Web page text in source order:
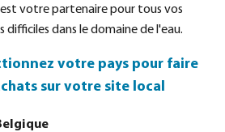
inoxydable 316 1 1/4"
DN32 type M1
votre partenaire pour tous vos
difficiles dans le domaine de l'eau.
votre pays pour faire
sur votre site local